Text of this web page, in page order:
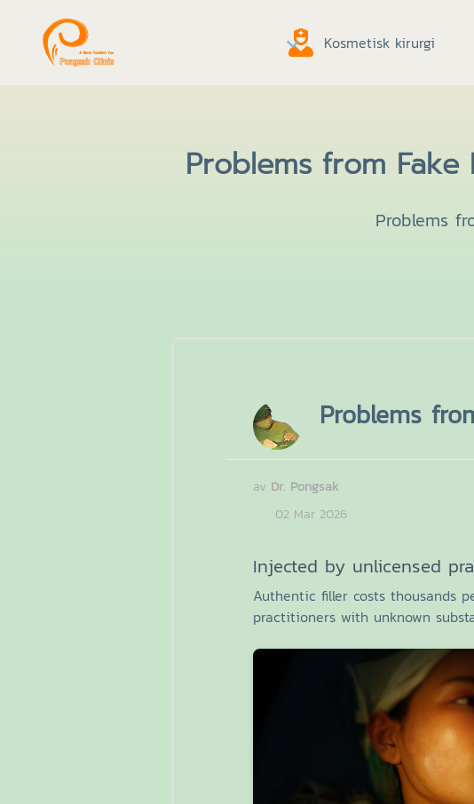
Kosmetisk kirurgi
Problems from
Problems
Problems
av Dr. Pongsak
02 Mar 2026
Injected by unlicensed
Authentic filler costs thousands
practitioners with unknown